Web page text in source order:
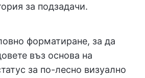
за подзадачи.
форматиране, за да
въз основа на
за по-лесно визуално